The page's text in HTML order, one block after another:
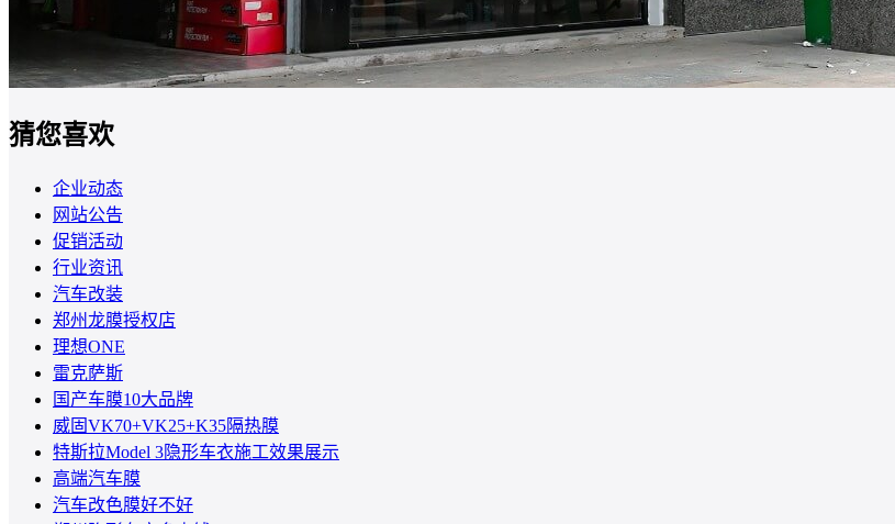
猜您喜欢
企业动态
网站公告
促销活动
行业资讯
汽车改装
郑州龙膜授权店
理想ONE
雷克萨斯
国产车膜10大品牌
威固VK70+VK25+K35隔热膜
特斯拉Model 3隐形车衣施工效果展示
高端汽车膜
汽车改色膜好不好